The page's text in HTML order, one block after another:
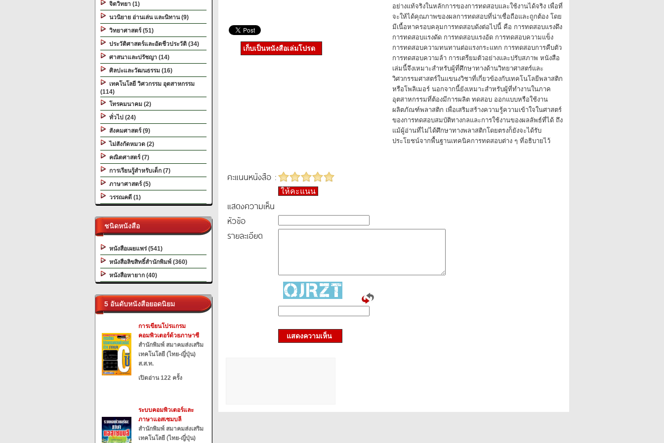
จิตวิทยา (1)
นวนิยาย อ่านเล่น และนิทาน (9)
วิทยาศาสตร์ (51)
ประวัติศาสตร์และอัตชีวประวัติ (34)
ศาสนาและปรัชญา (14)
ศิลปะและวัฒนธรรม (16)
เทคโนโลยี วิศวกรรม อุตสาหกรรม
(114)
โทรคมนาคม (2)
ทั่วไป (24)
สังคมศาสตร์ (9)
ไม่สังกัดหมวด (2)
คณิตศาสตร์ (7)
การเรียนรู้สำหรับเด็ก (7)
ภาษาศาสตร์ (5)
วรรณคดี (1)
ชนิดหนังสือ
หนังสือเผยแพร่ (541)
หนังสือลิขสิทธิ์สำนักพิมพ์ (360)
หนังสือหายาก (40)
5 อันดับหนังสือยอดนิยม
การเขียนโปรแกรม
คอมพิวเตอร์ด้วยภาษาซี
สำนักพิมพ์ สมาคมส่งเสริม
เทคโนโลยี (ไทย-ญี่ปุ่น)
ส.ส.ท.
เปิดอ่าน 122 ครั้ง
ระบบคอมพิวเตอร์และ
ภาษาแอสเซมบลี
สำนักพิมพ์ สมาคมส่งเสริม
เทคโนโลยี (ไทย-ญี่ปุ่น)
อย่างแท้จริงในหลักการของการทดสอบและใช้งานได้จริง เพื่อที่
จะให้ได้คุณภาพของผลการทดสอบที่น่าเชื่อถือและถูกต้อง โดย
มีเนื้อหาครอบคลุมการทดสอบดังต่อไปนี้ คือ การทดสอบแรงดึง
การทดสอบแรงดัด การทดสอบแรงอัด การทดสอบความแข็ง
การทดสอบความทนทานต่อแรงกระแทก การทดสอบการคืบตัว
การทดสอบความล้า การเตรียมตัวอย่างและปรับสภาพ หนังสือ
เล่มนี้จึงเหมาะสำหรับผู้ที่ศึกษาทางด้านวิทยาศาสตร์และ
วิศวกรรมศาสตร์ในแขนงวิชาที่เกี่ยวข้องกับเทคโนโลยีพลาสติก
หรือโพลิเมอร์ นอกจากนี้ยังเหมาะสำหรับผู้ที่ทำงานในภาค
อุตสาหกรรมที่ต้องมีการผลิต ทดสอบ ออกแบบหรือใช้งาน
ผลิตภัณฑ์พลาสติก เพื่อเสริมสร้างความรู้ความเข้าใจในศาสตร์
ของการทดสอบสมบัติทางกลและการใช้งานของผลลัพธ์ที่ได้ ถึง
แม้ผู้อ่านที่ไม่ได้ศึกษาทางพลาสติกโดยตรงก็ยังจะได้รับ
ประโยชน์จากพื้นฐานเทคนิคการทดสอบต่าง ๆ ที่อธิบายไว้
เก็บเป็นหนังสือเล่มโปรด
คะแนนหนังสือ :
ให้คะแนน
แสดงความเห็น
หัวข้อ
รายละเอียด
แสดงความเห็น